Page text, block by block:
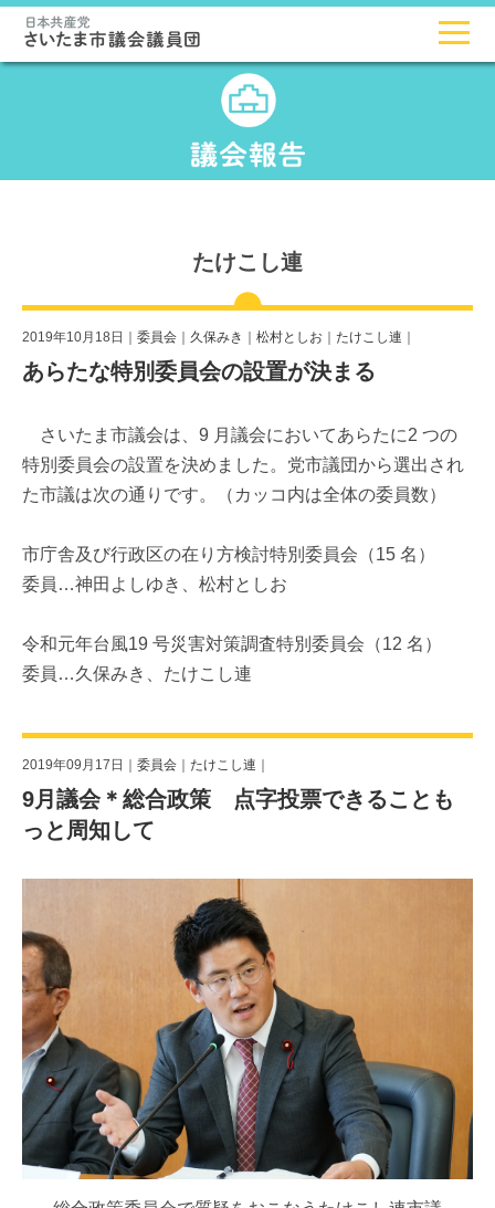
たけこし連
2019年10月18日｜ 委員会 久保みき 松村としお たけこし連
あらたな特別委員会の設置が決まる
さいたま市議会は、9 月議会においてあらたに2 つの
特別委員会の設置を決めました。党市議団から選出され
た市議は次の通りです。（カッコ内は全体の委員数）
市庁舎及び行政区の在り方検討特別委員会（15 名）
委員…神田よしゆき、松村としお
令和元年台風19 号災害対策調査特別委員会（12 名）
委員…久保みき、たけこし連
2019年09月17日｜ 委員会 たけこし連
9月議会＊総合政策 点字投票できることも
っと周知して